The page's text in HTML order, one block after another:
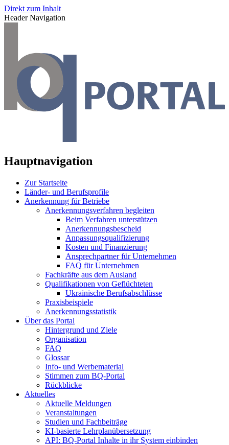
Direkt zum Inhalt
Header Navigation
Hauptnavigation
Zur Startseite
Länder- und Berufsprofile
Anerkennung für Betriebe
Anerkennungsverfahren begleiten
Beim Verfahren unterstützen
Anerkennungsbescheid
Anpassungsqualifizierung
Kosten und Finanzierung
Ansprechpartner für Unternehmen
FAQ für Unternehmen
Fachkräfte aus dem Ausland
Qualifikationen von Geflüchteten
Ukrainische Berufsabschlüsse
Praxisbeispiele
Anerkennungsstatistik
Über das Portal
Hintergrund und Ziele
Organisation
FAQ
Glossar
Info- und Werbematerial
Stimmen zum BQ-Portal
Rückblicke
Aktuelles
Aktuelle Meldungen
Veranstaltungen
Studien und Fachbeiträge
KI-basierte Lehrplanübersetzung
API: BQ-Portal Inhalte in ihr System einbinden